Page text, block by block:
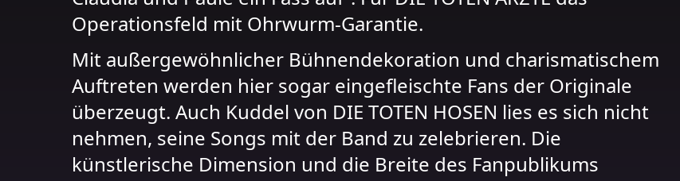
Operationsfeld mit Ohrwurm-Garantie.
Mit außergewöhnlicher Bühnendekoration und charismatischem
Auftreten werden hier sogar eingefleischte Fans der Originale
überzeugt. Auch Kuddel von DIE TOTEN HOSEN lies es sich nicht
nehmen, seine Songs mit der Band zu zelebrieren. Die
künstlerische Dimension und die Breite des Fanpublikums